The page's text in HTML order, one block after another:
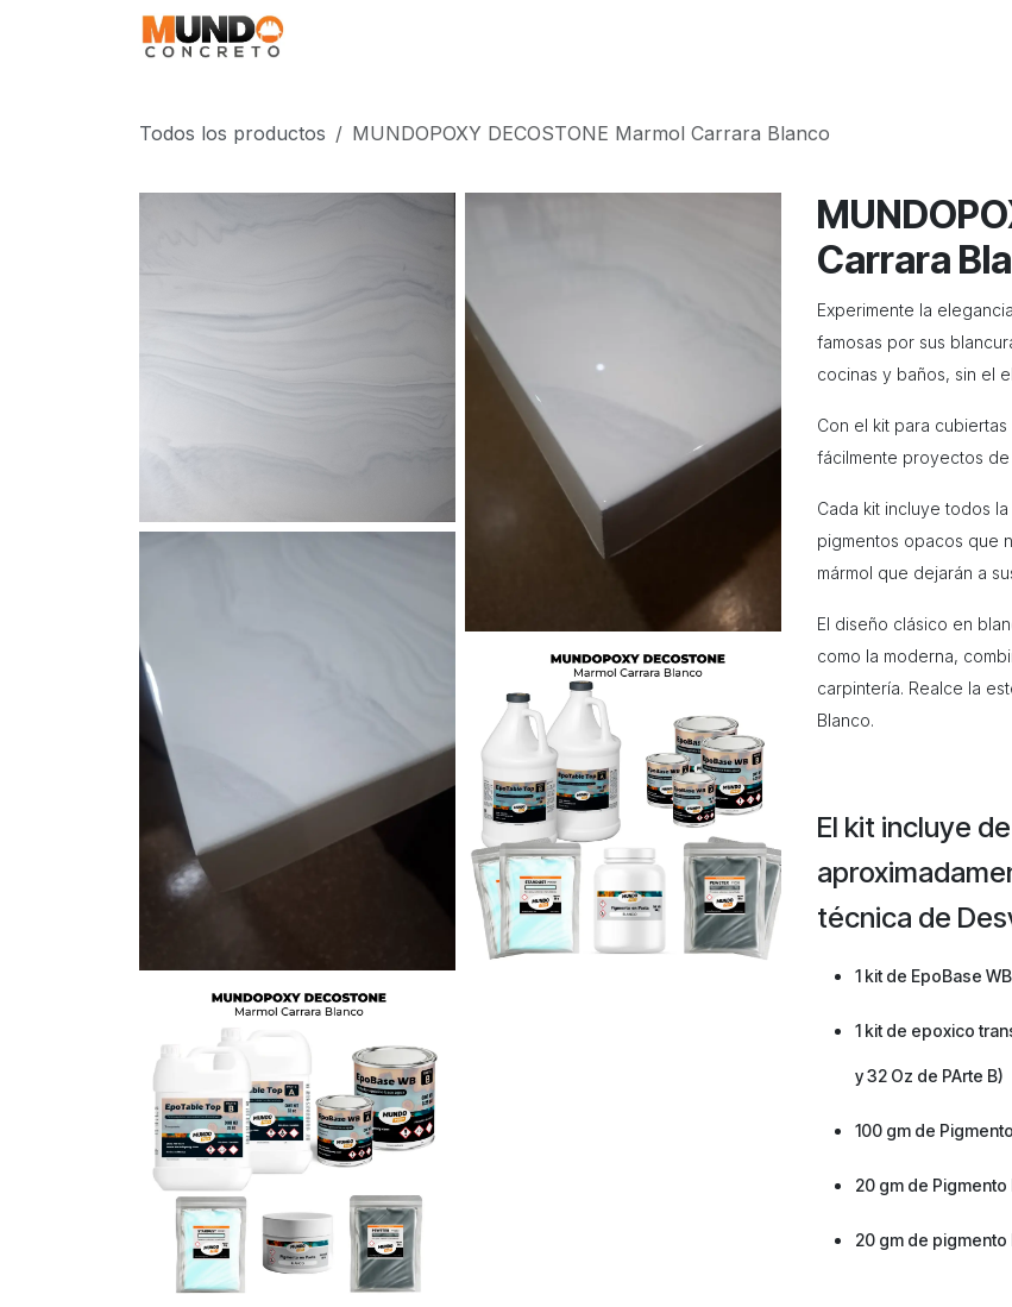
Todos los productos MUNDOPOXY DECOSTONE Marmol Carrara Blanco
Carrara
Experimente la
famosas por sus
cocinas y baños, sin el
Con el kit para
fácilmente proyectos de
Cada kit incluye todos
pigmentos opacos que
mármol que dejarán a
El diseño clásico en
como la moderna,
carpintería. Realce la
Blanco.
El kit incluye
técnica de
1 kit de EpoBase
1 kit de epoxico
y 32 Oz de PArte B)
100 gm de
20 gm de
20 gm de